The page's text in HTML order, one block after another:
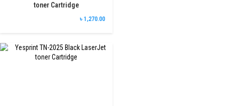
toner Cartridge
৳ 1,270.00